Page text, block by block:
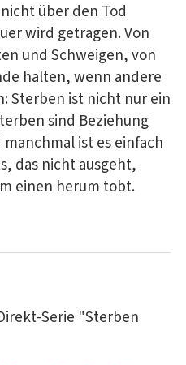
über den Tod
wird getragen. Von
und Schweigen, von
halten, wenn andere
Sterben ist nicht nur ein
sind Beziehung
ist es einfach
das nicht ausgeht,
einen herum tobt.
Serie "Sterben